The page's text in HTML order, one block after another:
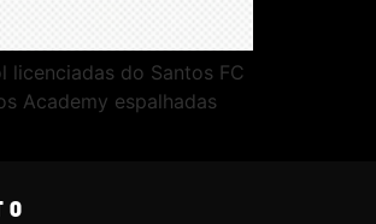
licenciadas do Santos FC
Academy espalhadas